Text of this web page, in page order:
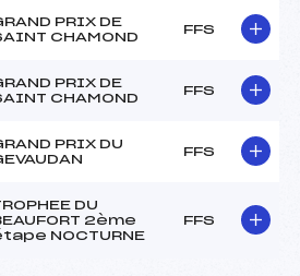
PRIX DE
CHAMOND
FFS
PRIX DE
CHAMOND
FFS
PRIX DU
FFS
DU
2ème
NOCTURNE
FFS